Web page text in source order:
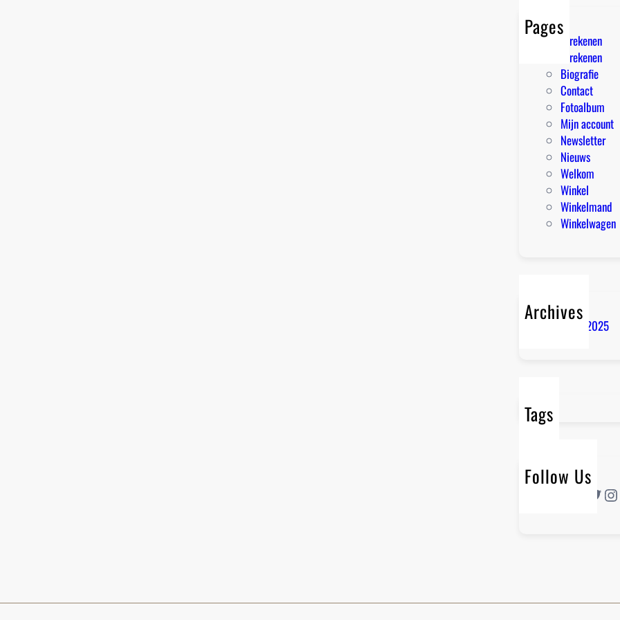
Pages
Afrekenen
Afrekenen
Biografie
Contact
Fotoalbum
Mijn account
Newsletter
Nieuws
Welkom
Winkel
Winkelmand
Winkelwagen
Archives
augustus 2025
Tags
Follow Us
Instagram